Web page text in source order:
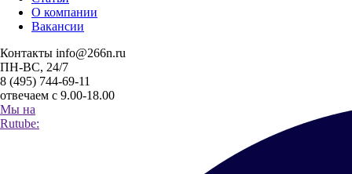
О компании
Вакансии
Контакты info@266n.ru
ПН-ВС, 24/7
8 (495) 744-69-11
отвечаем с 9.00-18.00
Мы на
Rutube: